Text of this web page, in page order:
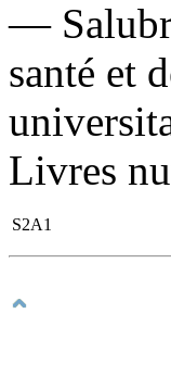
—
santé et
Livres
S2A1